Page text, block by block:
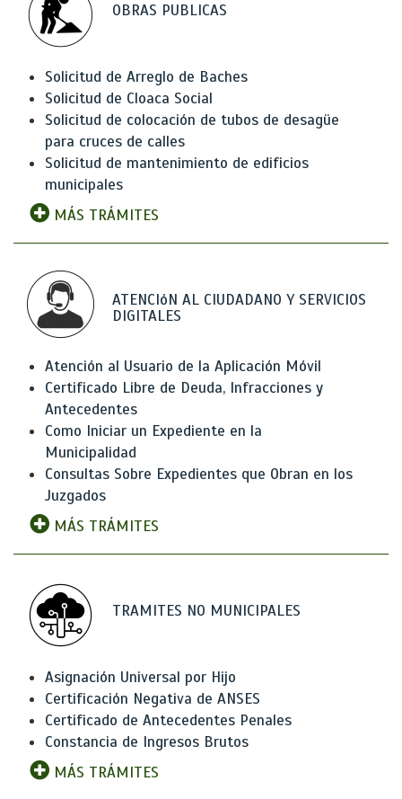
OBRAS PUBLICAS
Solicitud de Arreglo de Baches
Solicitud de Cloaca Social
Solicitud de colocación de tubos de desagüe
para cruces de calles
Solicitud de mantenimiento de edificios
municipales
MÁS TRÁMITES
ATENCIóN AL CIUDADANO Y SERVICIOS
DIGITALES
Atención al Usuario de la Aplicación Móvil
Certificado Libre de Deuda, Infracciones y
Antecedentes
Como Iniciar un Expediente en la
Municipalidad
Consultas Sobre Expedientes que Obran en los
Juzgados
MÁS TRÁMITES
TRAMITES NO MUNICIPALES
Asignación Universal por Hijo
Certificación Negativa de ANSES
Certificado de Antecedentes Penales
Constancia de Ingresos Brutos
MÁS TRÁMITES